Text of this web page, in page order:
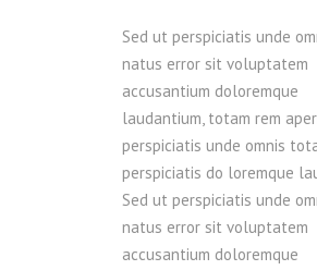
Sed ut perspiciatis unde
natus error sit voluptatem
accusantium doloremque
laudantium, totam rem
perspiciatis unde omnis
perspiciatis do loremque
Sed ut perspiciatis unde
natus error sit voluptatem
accusantium doloremque